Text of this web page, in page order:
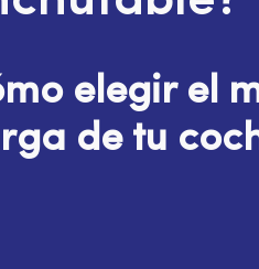
elegir el
de tu